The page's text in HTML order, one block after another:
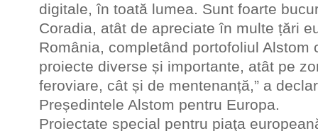
digitale, în toată lumea. Sunt foarte
Coradia, atât de apreciate în multe țări
România, completând portofoliul Alstom
proiecte diverse și importante, atât pe
feroviare, cât și de mentenanță,” a
Președintele Alstom pentru Europa.
Proiectate special pentru piaţa